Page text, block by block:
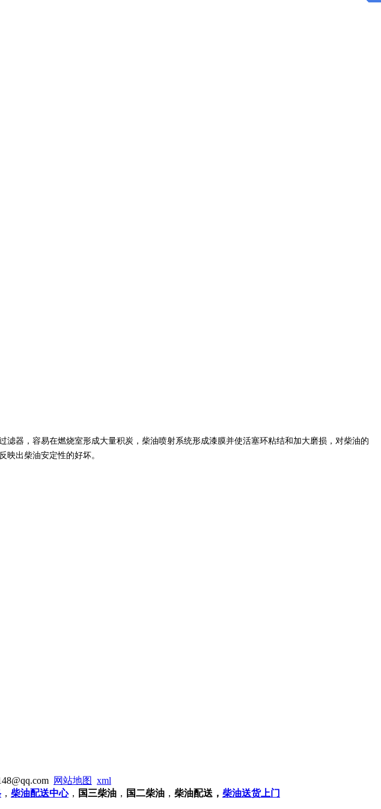
器，容易在燃烧室形成大量积炭，柴油喷射系统形成漆膜并使活塞环粘结和加大磨损，对柴油的
映出柴油安定性的好坏。
网站地图 xml
， 柴油配送中心， 国三柴油 ， 国二柴油 ， 柴油配送， 柴油送货上门